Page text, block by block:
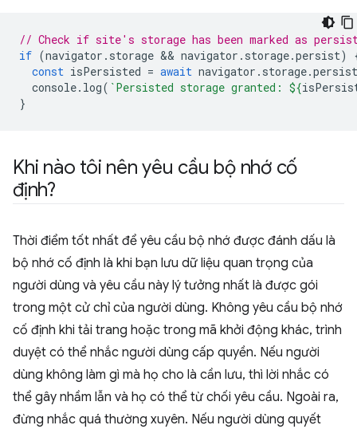
// Check if site's storage has been marked as
if (navigator . storage && navigator . storage.persist)
const isPersisted = await navigator . storage.
console. log( `Persisted storage granted: ${
}
Khi nào tôi nên yêu cầu bộ nhớ cố
định?
Thời điểm tốt nhất để yêu cầu bộ nhớ được đánh dấu là
bộ nhớ cố định là khi bạn lưu dữ liệu quan trọng của
người dùng và yêu cầu này lý tưởng nhất là được gói
trong một cử chỉ của người dùng. Không yêu cầu bộ nhớ
cố định khi tải trang hoặc trong mã khởi động khác, trình
duyệt có thể nhắc người dùng cấp quyền. Nếu người
dùng không làm gì mà họ cho là cần lưu, thì lời nhắc có
thể gây nhầm lẫn và họ có thể từ chối yêu cầu. Ngoài ra,
đừng nhắc quá thường xuyên. Nếu người dùng quyết